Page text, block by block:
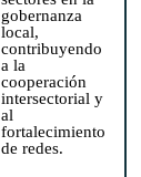
gobernanza
local,
contribuyendo
a la
cooperación
intersectorial y
al
fortalecimiento
de redes.